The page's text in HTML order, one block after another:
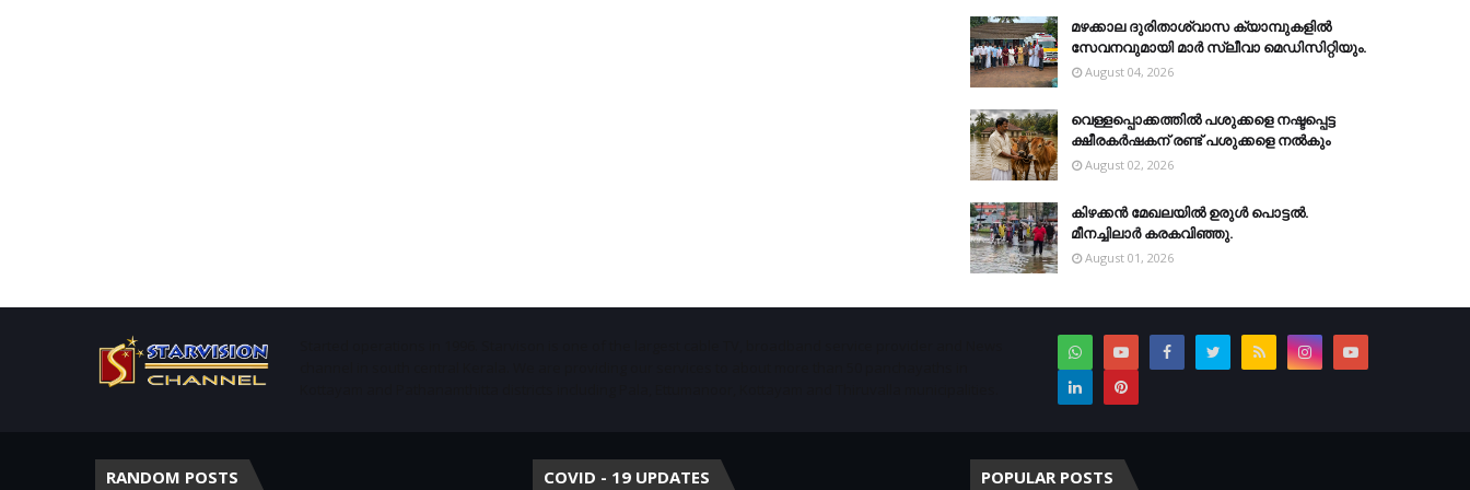
മഴക്കാല ദുരിതാശ്വാസ ക്യാമ്പുകളിൽ
സേവനവുമായി മാർ സ്ലീവാ മെഡിസിറ്റിയും.
August 04, 2026
വെള്ളപ്പൊക്കത്തില്‍ പശുക്കളെ നഷ്ടപ്പെട്ട
ക്ഷീരകര്‍ഷകന് രണ്ട് പശുക്കളെ നല്‍കും
August 02, 2026
കിഴക്കന്‍ മേഖലയില്‍ ഉരുള്‍ പൊട്ടല്‍.
മീനച്ചിലാര്‍ കരകവിഞ്ഞു.
August 01, 2026
RANDOM POSTS COVID - 19 UPDATES POPULAR POSTS